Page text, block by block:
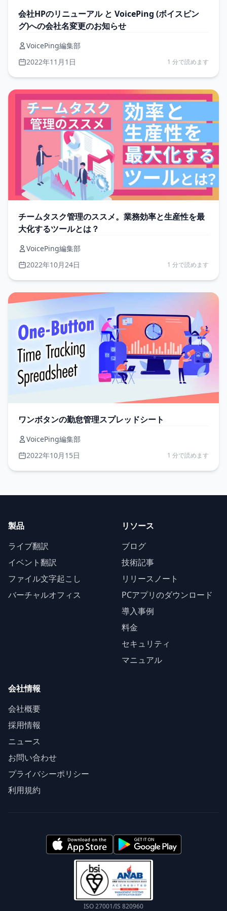
会社HPのリニューアル と VoicePing (ボイスピン
グ)への会社名変更のお知らせ
VoicePing編集部
2022年11月1日
1 分で読めます
チームタスク管理のススメ。業務効率と生産性を最
大化するツールとは？
VoicePing編集部
2022年10月24日
1 分で読めます
ワンボタンの勤怠管理スプレッドシート
VoicePing編集部
2022年10月15日
1 分で読めます
製品
ライブ翻訳
イベント翻訳
ファイル文字起こし
バーチャルオフィス
リソース
ブログ
技術記事
リリースノート
PCアプリのダウンロード
導入事例
料金
セキュリティ
マニュアル
会社情報
会社概要
採用情報
ニュース
お問い合わせ
プライバシーポリシー
利用規約
ISO 27001/IS 820960